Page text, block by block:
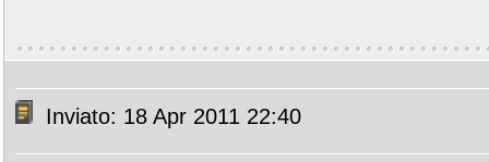
Inviato: 18 Apr 2011 22:40